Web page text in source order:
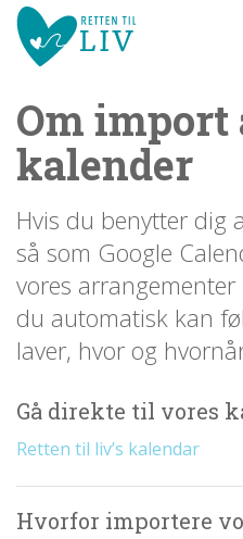
Spring
menu
over
gå
indholdVend
tilbage
forsiden
1.0:
Info
1.1:
Abort
1.2:
Fosterdiagnostik
1.3:
Livets
begyndelse
1.4:
Etik
og
tro
Den
historie
Om import
kalender
Hvis du benytter dig
så som Google
vores
du automatisk kan
laver, hvor og
Gå direkte til vores
Retten til liv’s kalendar
Hvorfor importere